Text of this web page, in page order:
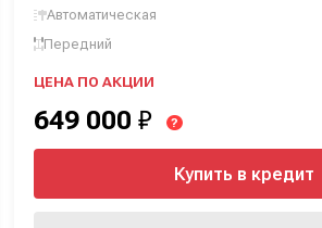
Автоматическая
Передний
ЦЕНА ПО АКЦИИ
649 000 ₽ ?
Купить в кредит